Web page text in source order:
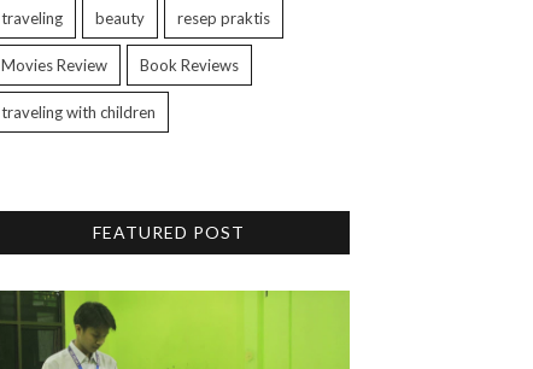
traveling beauty resep praktis
Movies Review Book Reviews
traveling with children
FEATURED POST